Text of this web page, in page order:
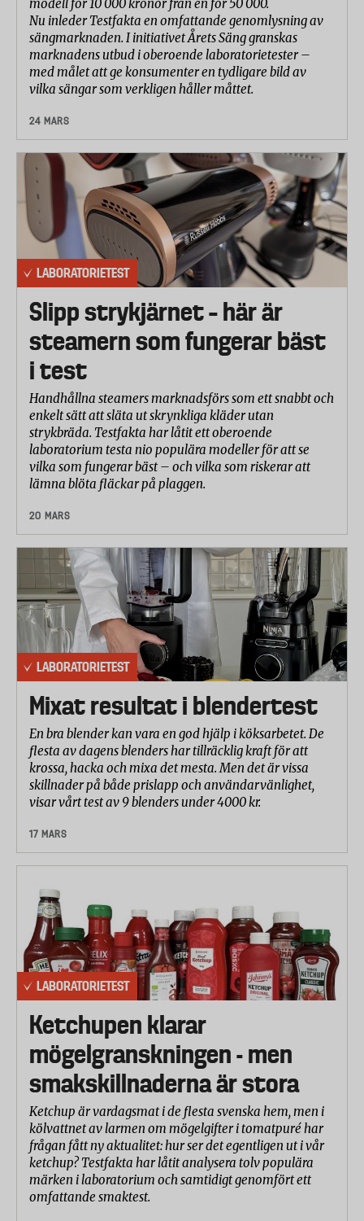
modell för 10 000 kronor från en för 50 000.
Nu inleder Testfakta en omfattande genomlysning av
sängmarknaden. I initiativet Årets Säng granskas
marknadens utbud i oberoende laboratorietester –
med målet att ge konsumenter en tydligare bild av
vilka sängar som verkligen håller måttet.
24 MARS
LABORATORIETEST
Slipp strykjärnet – här är
steamern som fungerar bäst
i test
Handhållna steamers marknadsförs som ett snabbt och
enkelt sätt att släta ut skrynkliga kläder utan
strykbräda. Testfakta har låtit ett oberoende
laboratorium testa nio populära modeller för att se
vilka som fungerar bäst – och vilka som riskerar att
lämna blöta fläckar på plaggen.
20 MARS
LABORATORIETEST
Mixat resultat i blendertest
En bra blender kan vara en god hjälp i köksarbetet. De
flesta av dagens blenders har tillräcklig kraft för att
krossa, hacka och mixa det mesta. Men det är vissa
skillnader på både prislapp och användarvänlighet,
visar vårt test av 9 blenders under 4000 kr.
17 MARS
LABORATORIETEST
Ketchupen klarar
mögelgranskningen - men
smakskillnaderna är stora
Ketchup är vardagsmat i de flesta svenska hem, men i
kölvattnet av larmen om mögelgifter i tomatpuré har
frågan fått ny aktualitet: hur ser det egentligen ut i vår
ketchup? Testfakta har låtit analysera tolv populära
märken i laboratorium och samtidigt genomfört ett
omfattande smaktest.